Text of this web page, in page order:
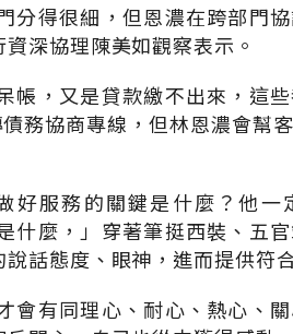
分得很細，但恩濃在跨部門
深協理陳美如觀察表示。
帳，又是貸款繳不出來，這
務協商專線，但林恩濃會幫
好服務的關鍵是什麼？他一
什麼，」穿著筆挺西裝、五
話態度、眼神，進而提供符
會有同理心、耐心、熱心、